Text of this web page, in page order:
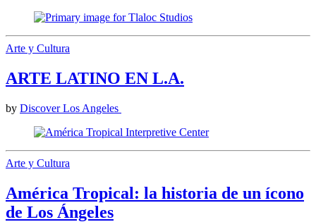
Arte y Cultura
ARTE LATINO EN L.A.
by Discover Los Angeles
Arte y Cultura
América Tropical: la historia de un ícono
de Los Ángeles